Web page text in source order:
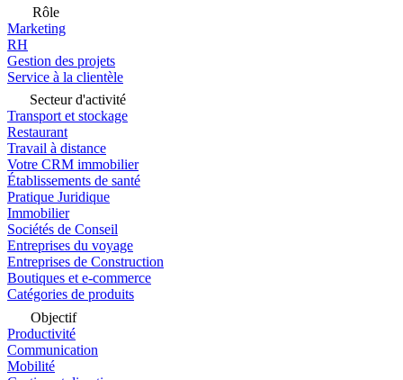
Rôle
Marketing
RH
Gestion des projets
Service à la clientèle
Secteur d'activité
Transport et stockage
Restaurant
Travail à distance
Votre CRM immobilier
Établissements de santé
Pratique Juridique
Immobilier
Sociétés de Conseil
Entreprises du voyage
Entreprises de Construction
Boutiques et e-commerce
Catégories de produits
Objectif
Productivité
Communication
Mobilité